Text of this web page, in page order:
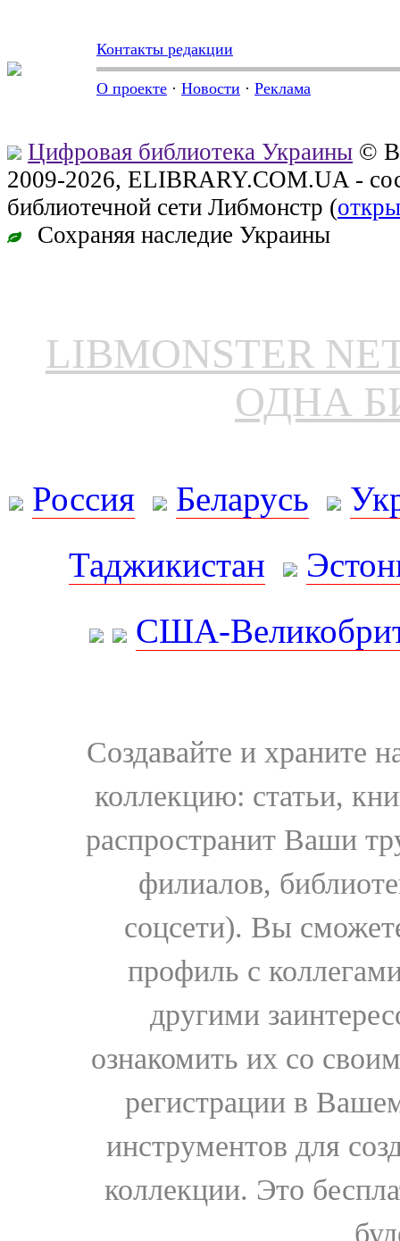
Контакты редакции
О проекте · Новости · Реклама
Цифровая библиотека Украины ©
2009-2026, ELIBRARY.COM.UA -
библиотечной сети Либмонстр (
Сохраняя наследие Украины
LIBMONSTER
ОДНА
Россия Беларусь
Таджикистан
США-
Создавайте и храните
коллекцию: статьи,
распространит Ваши
филиалов,
соцсети). Вы
профиль с
другими
ознакомить их со
регистрации в
инструментов для
коллекции. Это